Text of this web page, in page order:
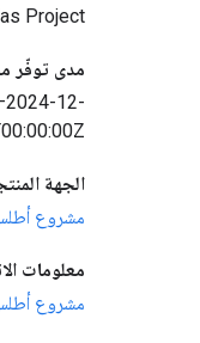
Project
مدى توفّر
12-
الجهة
مشروع أطلس
معلومات
مشروع أطلس